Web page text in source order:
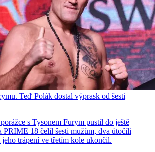
Teď Polák dostal výprask od šesti
s Tysonem Furym pustil do ještě
PRIME 18 čelil šesti mužům, dva útočili
jeho trápení ve třetím kole ukončil.